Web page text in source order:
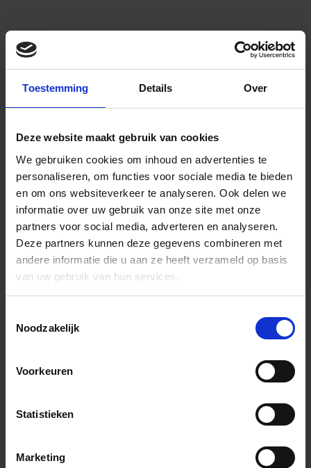
Toestemming Details Over
Deze website maakt gebruik van cookies
We gebruiken cookies om inhoud en advertenties te
personaliseren, om functies voor sociale media te bieden
en om ons websiteverkeer te analyseren. Ook delen we
informatie over uw gebruik van onze site met onze
partners voor social media, adverteren en analyseren.
Deze partners kunnen deze gegevens combineren met
andere informatie die u aan ze heeft verzameld op basis
van uw gebruik van hun services.
Noodzakelijk
Voorkeuren
Statistieken
Marketing
Algemene informatie